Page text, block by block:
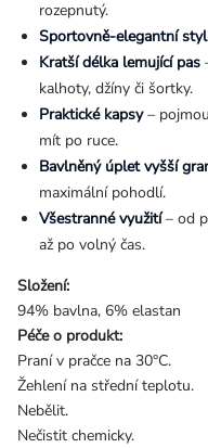
rozepnutý.
Sportovně-elegantní styl
Kratší délka lemující pas
kalhoty, džíny či šortky.
Praktické kapsy–
mít po ruce.
Bavlněný úplet vyšší
maximální pohodlí.
Všestranné využití– od
až po volný čas.
Složení:
94% bavlna, 6% elastan
Péče o produkt:
Praní v pračce na 30°C.
Žehlení na střední teplotu.
Nebělit.
Nečistit chemicky.